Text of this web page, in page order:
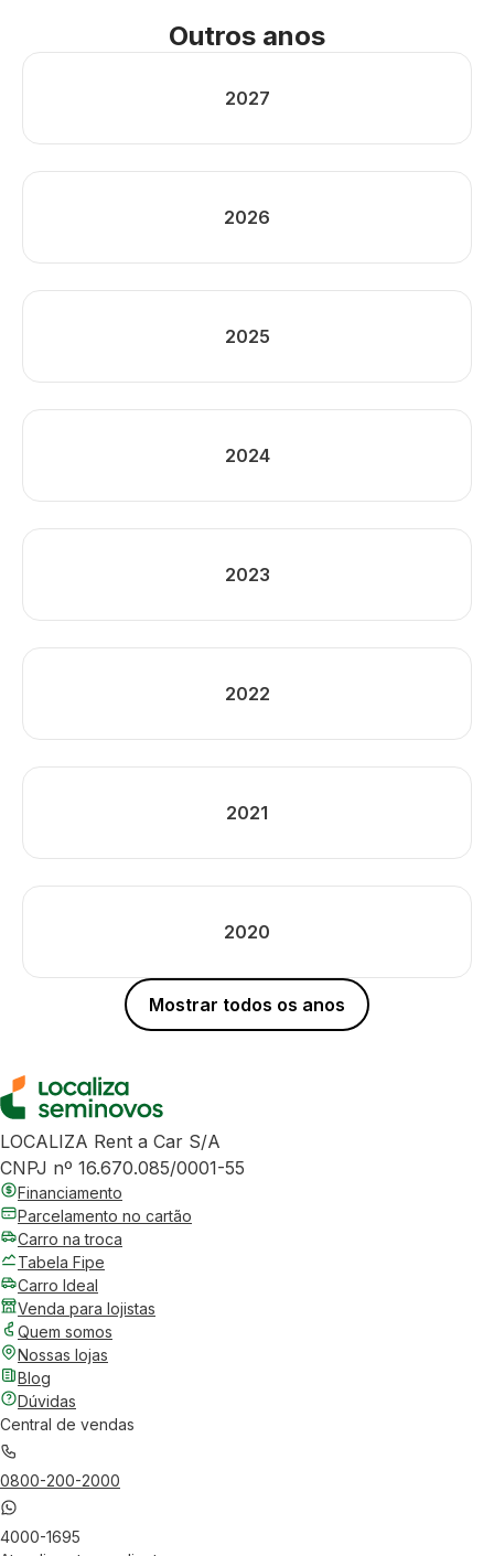
Outros anos
2027
2026
2025
2024
2023
2022
2021
2020
Mostrar todos os anos
LOCALIZA Rent a Car S/A
CNPJ nº 16.670.085/0001-55
Financiamento
Parcelamento no cartão
Carro na troca
Tabela Fipe
Carro Ideal
Venda para lojistas
Quem somos
Nossas lojas
Blog
Dúvidas
Central de vendas
0800-200-2000
4000-1695